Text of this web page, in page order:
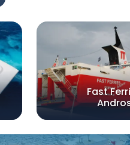
Fast